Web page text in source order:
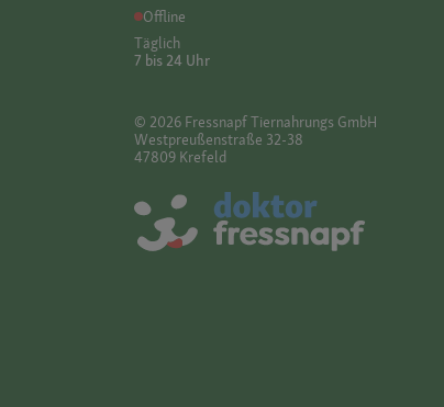
Offline
Täglich
7 bis 24 Uhr
© 2026 Fressnapf Tiernahrungs GmbH
Westpreußenstraße 32-38
47809 Krefeld